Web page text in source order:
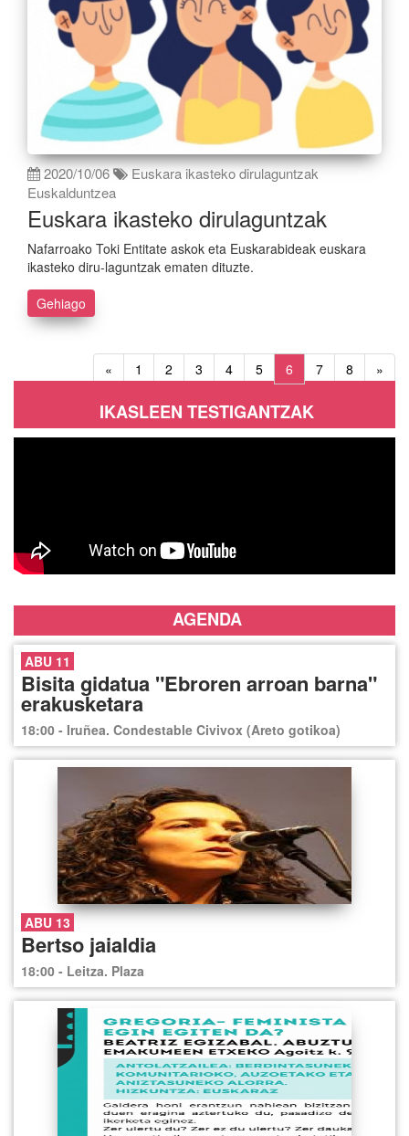
2020/10/06
Euskara ikasteko dirulaguntzak
Euskalduntzea
Euskara ikasteko dirulaguntzak
Nafarroako Toki Entitate askok eta Euskarabideak euskara
ikasteko diru-laguntzak ematen dituzte.
Gehiago
« 1 2 3 4 5 6 7 8 »
IKASLEEN TESTIGANTZAK
AGENDA
ABU 11
Bisita gidatua "Ebroren arroan barna"
erakusketara
18:00 - Iruñea. Condestable Civivox (Areto gotikoa)
ABU 13
Bertso jaialdia
18:00 - Leitza. Plaza